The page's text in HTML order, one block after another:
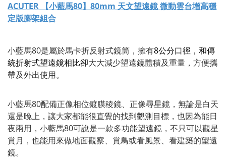
ACUTER 【小藍馬80】80mm 天文望遠鏡 微動雲台增高穩
定版腳架組合
小藍馬80是屬於馬卡折反射式鏡筒，擁有8公分口徑，和傳
統折射式望遠鏡相比卻大大減少望遠鏡體積及重量，方便攜
帶及外出使用。
小藍馬80配備正像相位鍍膜稜鏡、正像尋星鏡，無論是白天
還是晚上，讓大家都能很直覺的找到觀測目標，也因為能日
夜兩用，小藍馬80可說是一款多功能望遠鏡，不只可以觀星
賞月，也能用來做地面觀察、賞鳥或看風景、看建築的望遠
鏡。